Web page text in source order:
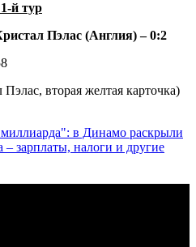
й тур
Пэлас (Англия) – 0:2
вторая желтая карточка)
в Динамо раскрыли
зарплаты, налоги и другие